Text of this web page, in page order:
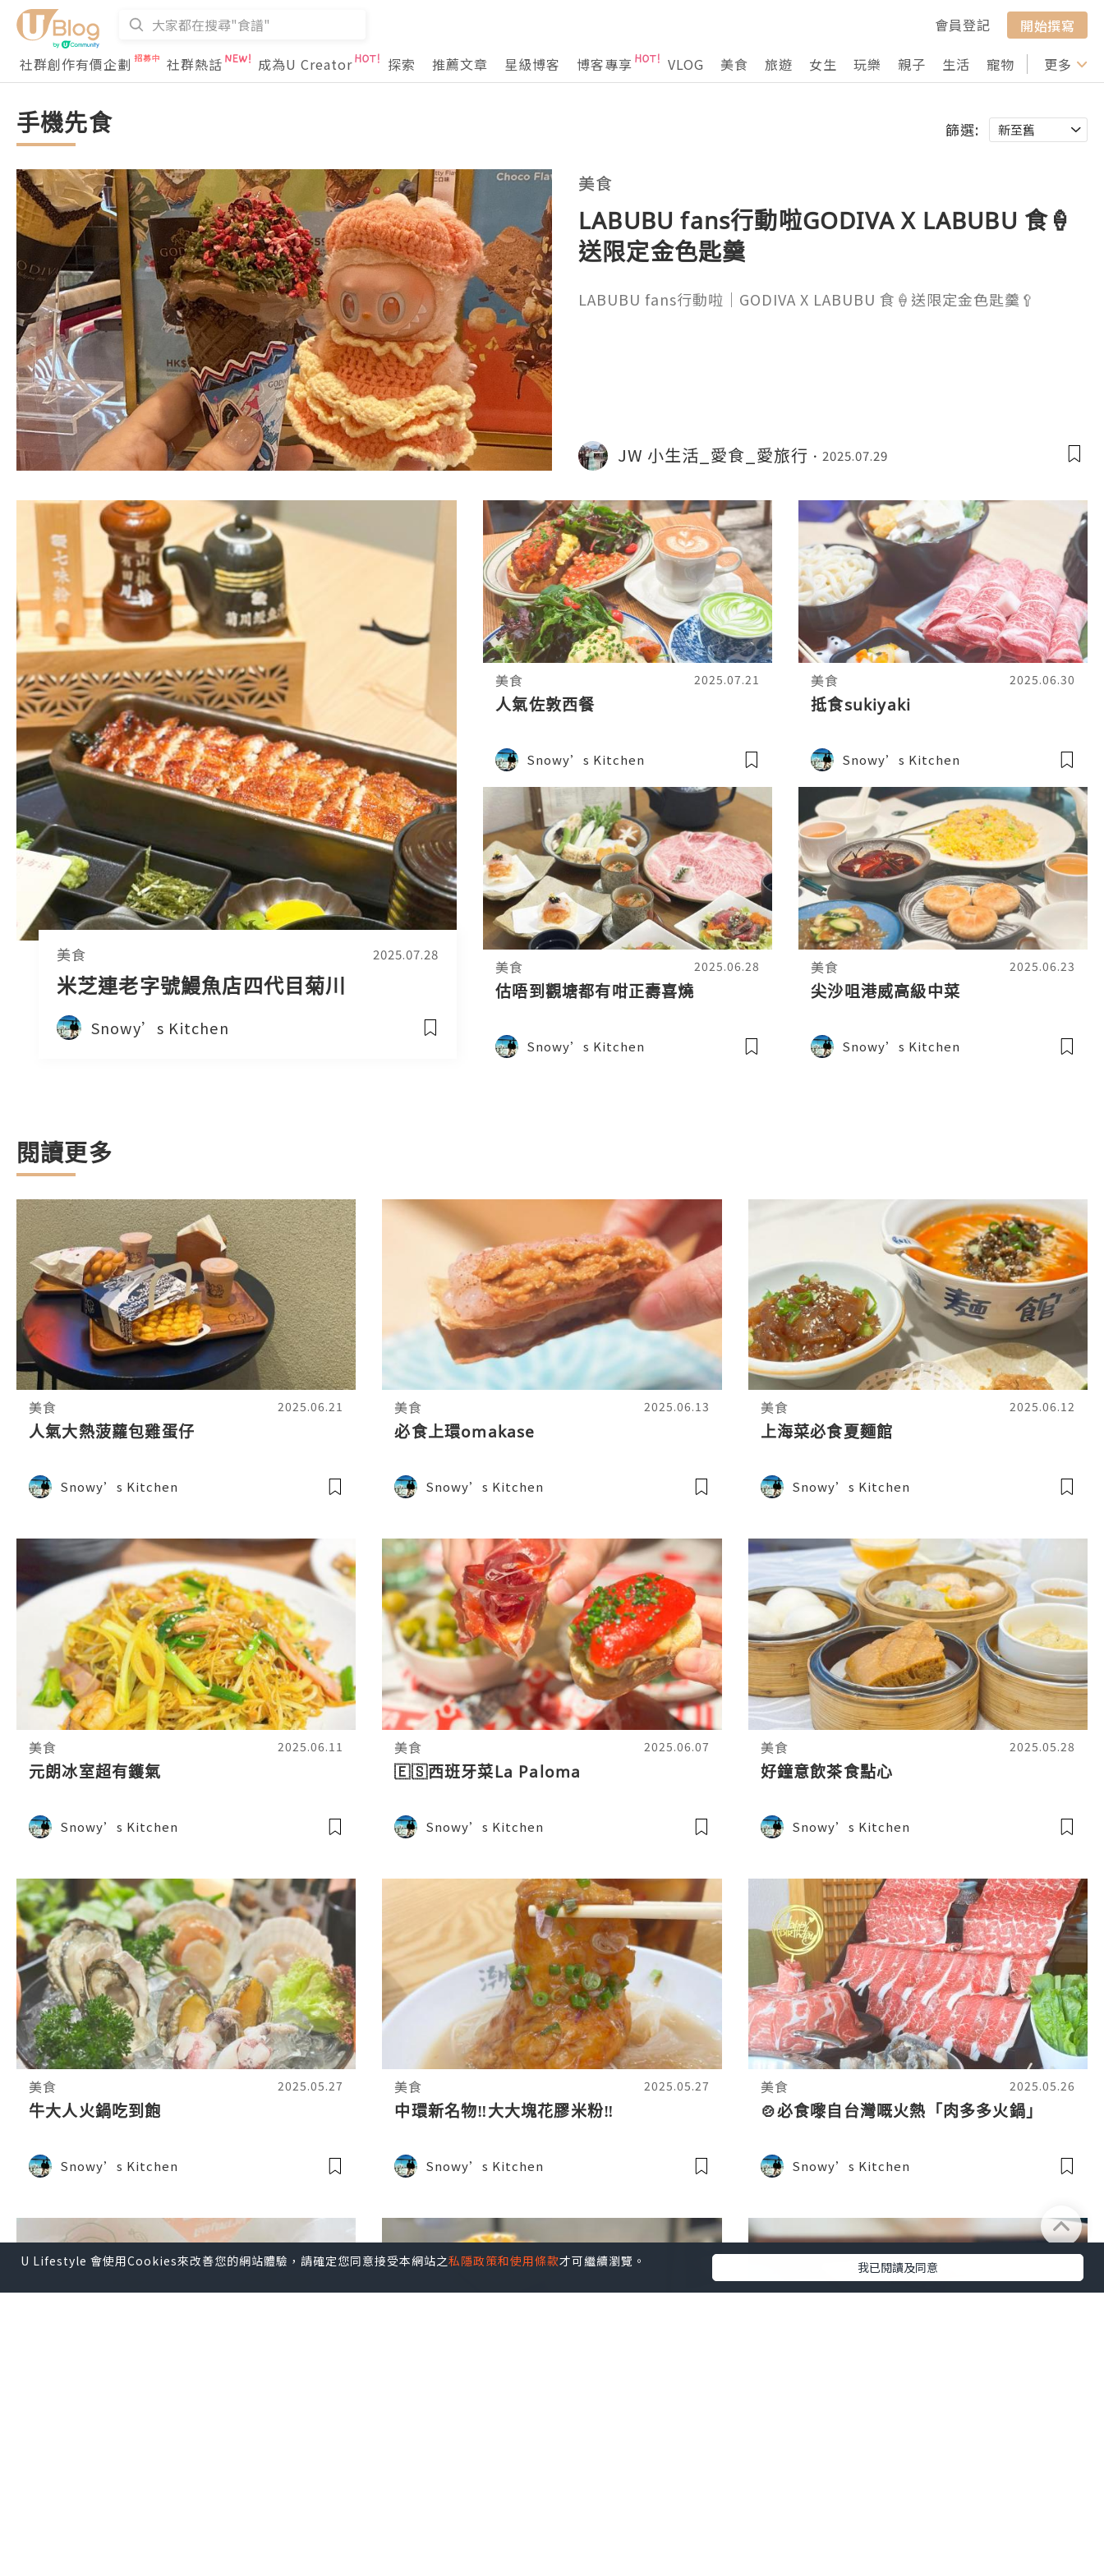
會員登記
開始撰寫
社群創作有價企劃
社群熱話 成為U Creator 探索 推薦文章 星級博客 博客專享 VLOG 美食 旅遊 女生 玩樂 親子 生活 寵物 行山 打卡
更多
手機先食 篩選:
美食
LABUBU fans行動啦GODIVA X LABUBU 食🍦
送限定金色匙羹
LABUBU fans行動啦｜GODIVA X LABUBU 食🍦送限定金色匙羹🥄
JW 小生活_愛食_愛旅行 2025.07.29
美食 2025.07.28
米芝連老字號鰻魚店四代目菊川
Snowy’s Kitchen
美食 2025.07.21
人氣佐敦西餐
Snowy’s Kitchen
美食 2025.06.30
抵食sukiyaki
Snowy’s Kitchen
美食 2025.06.28
估唔到觀塘都有咁正壽喜燒
Snowy’s Kitchen
美食 2025.06.23
尖沙咀港威高級中菜
Snowy’s Kitchen
閱讀更多
美食 2025.06.21
人氣大熱菠蘿包雞蛋仔
Snowy’s Kitchen
美食 2025.06.13
必食上環omakase
Snowy’s Kitchen
美食 2025.06.12
上海菜必食夏麵館
Snowy’s Kitchen
美食 2025.06.11
元朗冰室超有鑊氣
Snowy’s Kitchen
美食 2025.06.07
🇪🇸西班牙菜La Paloma
Snowy’s Kitchen
美食 2025.05.28
好鐘意飲茶食點心
Snowy’s Kitchen
美食 2025.05.27
牛大人火鍋吃到飽
Snowy’s Kitchen
美食 2025.05.27
中環新名物‼️大大塊花膠米粉‼️
Snowy’s Kitchen
美食 2025.05.26
🍲必食嚟自台灣嘅火熱「肉多多火鍋」
Snowy’s Kitchen
U Lifestyle 會使用Cookies來改善您的網站體驗，請確定您同意接受本網站之私隱政策和使用條款才可繼續瀏覽。 我已閱讀及同意